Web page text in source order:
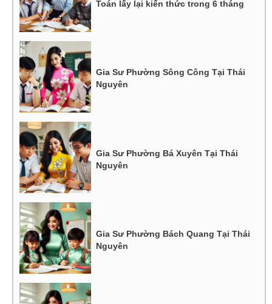
Toán lấy lại kiến thức trong 6 tháng
Gia Sư Phường Sông Công Tại Thái
Nguyên
Gia Sư Phường Bá Xuyên Tại Thái
Nguyên
Gia Sư Phường Bách Quang Tại Thái
Nguyên